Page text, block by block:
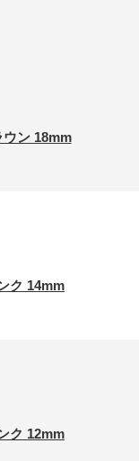
ン 18mm
ク 14mm
ク 12mm